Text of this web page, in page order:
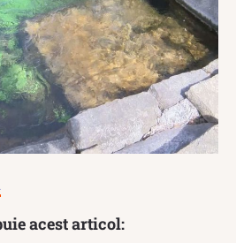
acest articol: